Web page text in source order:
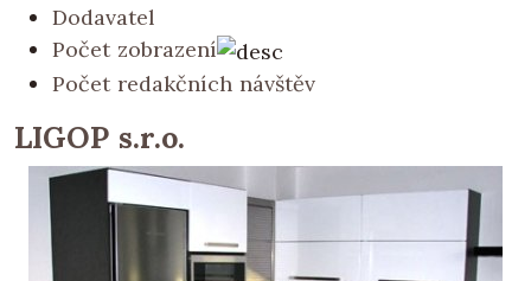
Dodavatel
Počet zobrazení
Počet redakčních návštěv
LIGOP s.r.o.